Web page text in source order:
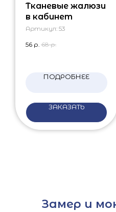
Тканевые жалюзи
в кабинет
Артикул: 53
56 р. 68 р.
ПОДРОБНЕЕ
ЗАКАЗАТЬ
Замер и